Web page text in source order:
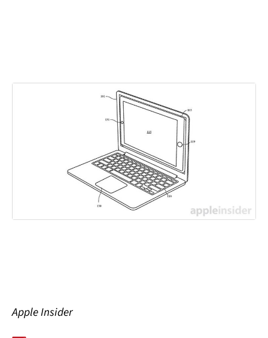
Apple Insider